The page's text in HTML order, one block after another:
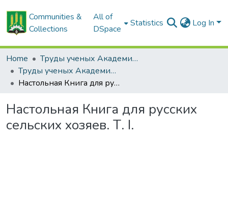
Communities &
Collections
All of
DSpace
Statistics Log In
Home
Труды ученых Академии (1855-1971)
Труды ученых Академии (1855-1971)
Настольная Книга для русских сельских хозяев. Т. I.
Настольная Книга для русских
сельских хозяев. Т. I.